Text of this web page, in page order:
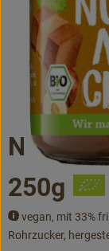
Drogerie
Getränke
Alternativen
Unser
Über uns
Nuss-
250g
vegan, mit 33%
Rohrzucker,